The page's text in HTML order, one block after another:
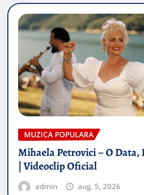
MUZICA POPULARA
Mihaela Petrovici – O Data,
| Videoclip Oficial
admin aug. 5, 2026